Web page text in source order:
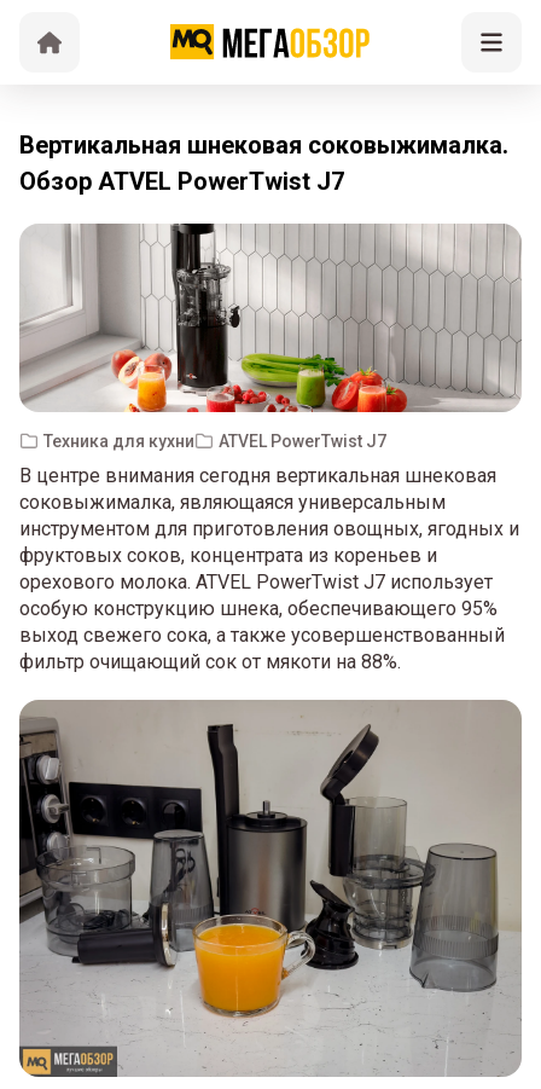
Вертикальная шнековая соковыжималка.
Обзор ATVEL PowerTwist J7
Техника для кухни ATVEL PowerTwist J7
В центре внимания сегодня вертикальная шнековая
соковыжималка, являющаяся универсальным
инструментом для приготовления овощных, ягодных и
фруктовых соков, концентрата из кореньев и
орехового молока. ATVEL PowerTwist J7 использует
особую конструкцию шнека, обеспечивающего 95%
выход свежего сока, а также усовершенствованный
фильтр очищающий сок от мякоти на 88%.